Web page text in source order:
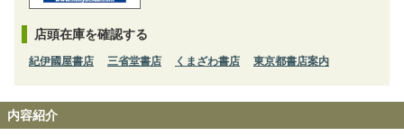
店頭在庫を確認する
紀伊國屋書店 三省堂書店 くまざわ書店 東京都書店案内
内容紹介